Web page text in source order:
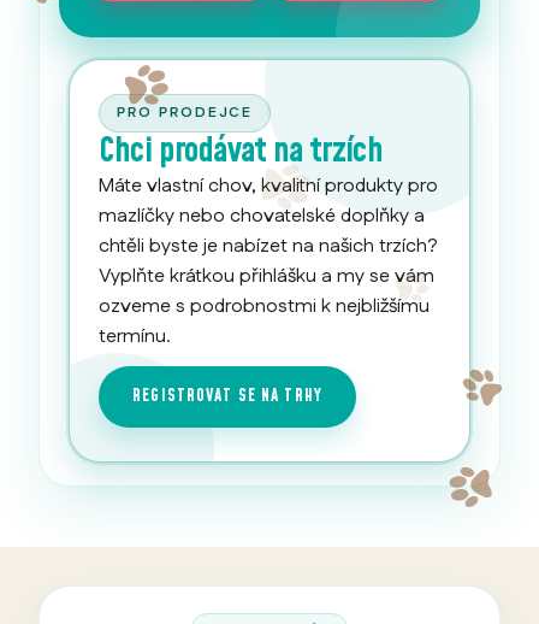
PRO PRODEJCE
Chci prodávat na trzích
Máte vlastní chov, kvalitní produkty pro
mazlíčky nebo chovatelské doplňky a
chtěli byste je nabízet na našich trzích?
Vyplňte krátkou přihlášku a my se vám
ozveme s podrobnostmi k nejbližšímu
termínu.
REGISTROVAT SE NA TRHY